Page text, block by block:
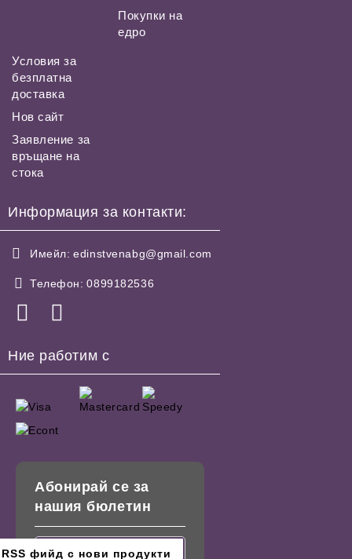
Покупки на
едро
Условия за
безплатна
доставка
Нов сайт
Заявление за
връщане на
стока
Информация за контакти:
Имейл: edinstvenabg@gmail.com
Телефон: 0899182536
Ние работим с
Абонирай се за
нашия бюлетин